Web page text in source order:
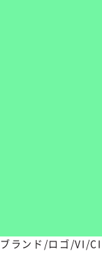
ブランド/ロゴ/VI/CI